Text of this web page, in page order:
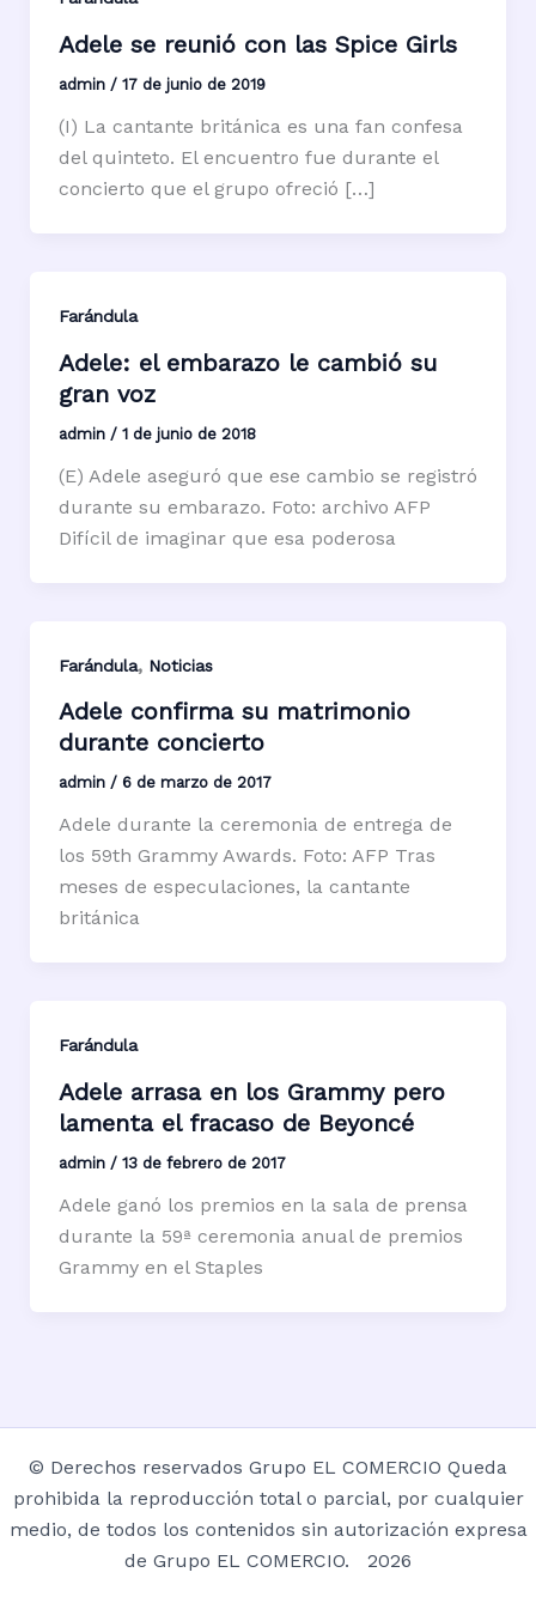
Adele se reunió con las Spice Girls
admin / 17 de junio de 2019
(I) La cantante británica es una fan confesa
del quinteto. El encuentro fue durante el
concierto que el grupo ofreció […]
Farándula
Adele: el embarazo le cambió su
gran voz
admin / 1 de junio de 2018
(E) Adele aseguró que ese cambio se registró
durante su embarazo. Foto: archivo AFP
Difícil de imaginar que esa poderosa
Farándula, Noticias
Adele confirma su matrimonio
durante concierto
admin / 6 de marzo de 2017
Adele durante la ceremonia de entrega de
los 59th Grammy Awards. Foto: AFP Tras
meses de especulaciones, la cantante
británica
Farándula
Adele arrasa en los Grammy pero
lamenta el fracaso de Beyoncé
admin / 13 de febrero de 2017
Adele ganó los premios en la sala de prensa
durante la 59ª ceremonia anual de premios
Grammy en el Staples
© Derechos reservados Grupo EL COMERCIO Queda
prohibida la reproducción total o parcial, por cualquier
medio, de todos los contenidos sin autorización expresa
de Grupo EL COMERCIO. 2026